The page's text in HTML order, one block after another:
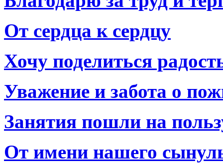
От сердца к сердцу
Хочу поделиться
Уважение и забота о
Занятия пошли на
От имени нашего